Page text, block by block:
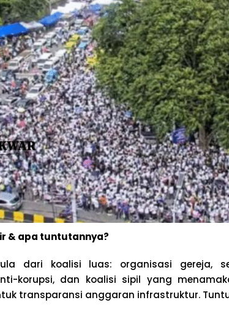
& apa tuntutannya?
dari koalisi luas: organisasi gereja,
korupsi, dan koalisi sipil yang
transparansi anggaran infrastruktur.